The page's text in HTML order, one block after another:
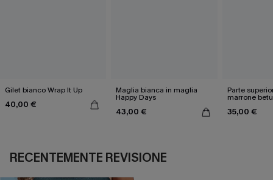
Gilet bianco Wrap It Up
40,00 €
Maglia bianca in maglia
Happy Days
43,00 €
Parte
marrone
35,00 €
RECENTEMENTE REVISIONE